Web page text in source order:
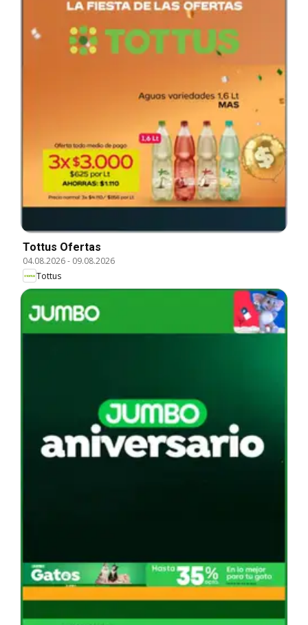
Tottus Ofertas
04.08.2026- 09.08.2026
Tottus